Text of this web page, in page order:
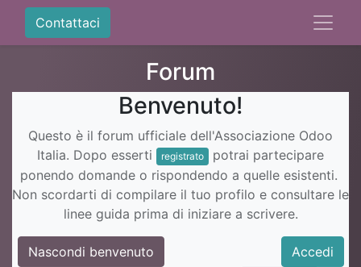
Contattaci
Forum
Benvenuto!
Questo è il forum ufficiale dell'Associazione Odoo
Italia. Dopo esserti
registrato
potrai partecipare
ponendo domande o rispondendo a quelle esistenti.
Non scordarti di compilare il tuo profilo e consultare le
linee guida prima di iniziare a scrivere.
Nascondi benvenuto
Accedi